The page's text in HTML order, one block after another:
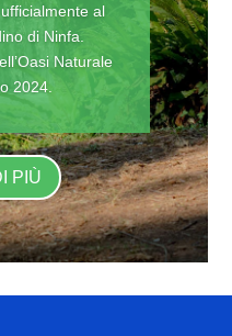
al
di Ninfa.
Naturale
2024.
PIÙ